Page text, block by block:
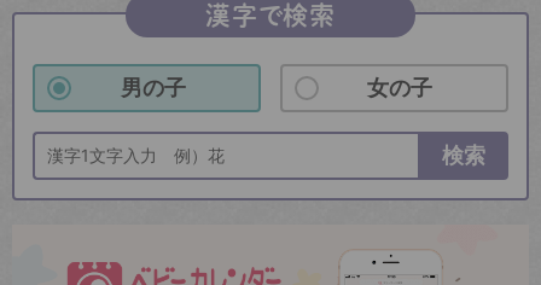
漢字で検索
男の子 女の子
検索